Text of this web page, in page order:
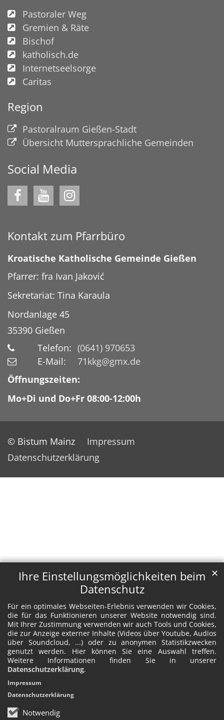
Ihre Einstellungsmöglichkeiten beim
Datenschutz
Für ein optimales Webseiten-Erlebnis verwenden wir Cookies,
die für das Funktionieren unserer Website notwendig sind.
Mit Ihrer Zustimmung verwenden wir auch Tools und Cookies,
die zur Anzeige externer Inhalte (Videos über Youtube, Audios
über Soundcloud, ...) oder zu anonymen Statistikzwecken
genutzt werden. Hier können Sie eine Auswahl treffen.
Weitere Informationen finden Sie in unserer
Datenschutzerklärung.
Notwendig
✕
Impressum
Datenschutzerklärung
Pastoraler Weg
Gremien & Räte
Bischof
katholisch.de
Internetseelsorge
Caritas
Region
Pastoralraum Gießen-Stadt
Übersicht Muttersprachliche Gemeinden
Social Media
Kontakt zum Pfarrbüro
Kroatische Katholische Gemeinde Gießen
Pfarrer: fra Ivan Jaković
Sekretariat: Tina Karaula
Nordanlage 45
35390 Gießen
Telefon: (0641) 970653
E-Mail:
71kkg@gmx.de
Öffnungszeiten:
Mo+Di und Do+Fr 08:00-12:00h
© Bistum Mainz
Impressum
Datenschutzerklärung